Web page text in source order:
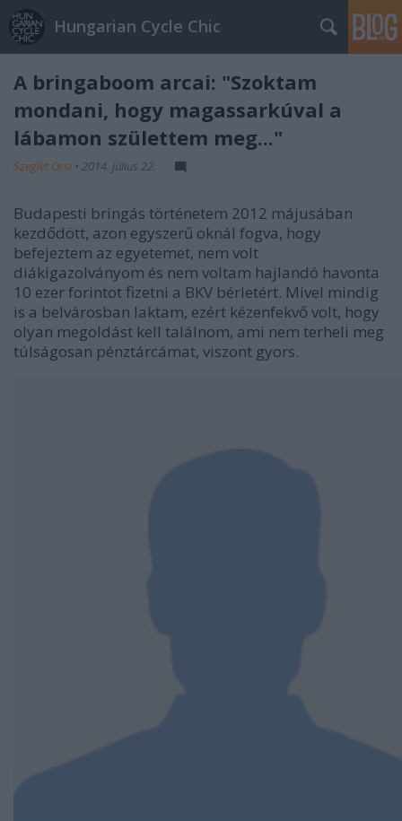
Hungarian Cycle Chic
A bringaboom arcai: "Szoktam
mondani, hogy magassarkúval a
lábamon születtem meg..."
Szeglet Orsi • 2014. július 22.
Budapesti bringás történetem 2012 májusában
kezdődött, azon egyszerű oknál fogva, hogy
befejeztem az egyetemet, nem volt
diákigazolványom és nem voltam hajlandó havonta
10 ezer forintot fizetni a BKV bérletért. Mivel mindig
is a belvárosban laktam, ezért kézenfekvő volt, hogy
olyan megoldást kell találnom, ami nem terheli meg
túlságosan pénztárcámat, viszont gyors.